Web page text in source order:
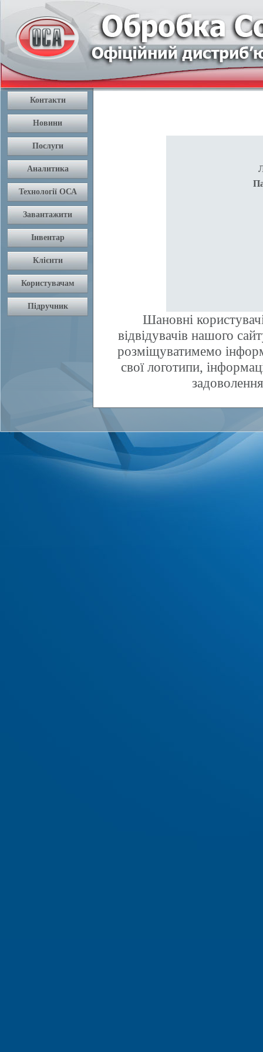
Шановні
відвідувачів нашого
розміщуватимемо
свої логотипи,